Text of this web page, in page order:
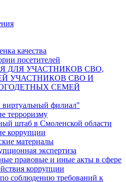
качества
посетителей
ДЛЯ УЧАСТНИКОВ СВО,
УЧАСТНИКОВ СВО И
СЕМЕЙ
виртуальный филиал"
терроризму
штаб в Смоленской области
коррупции
материалы
экспертиза
правовые и иные акты в сфере
коррупции
соблюдению требований к